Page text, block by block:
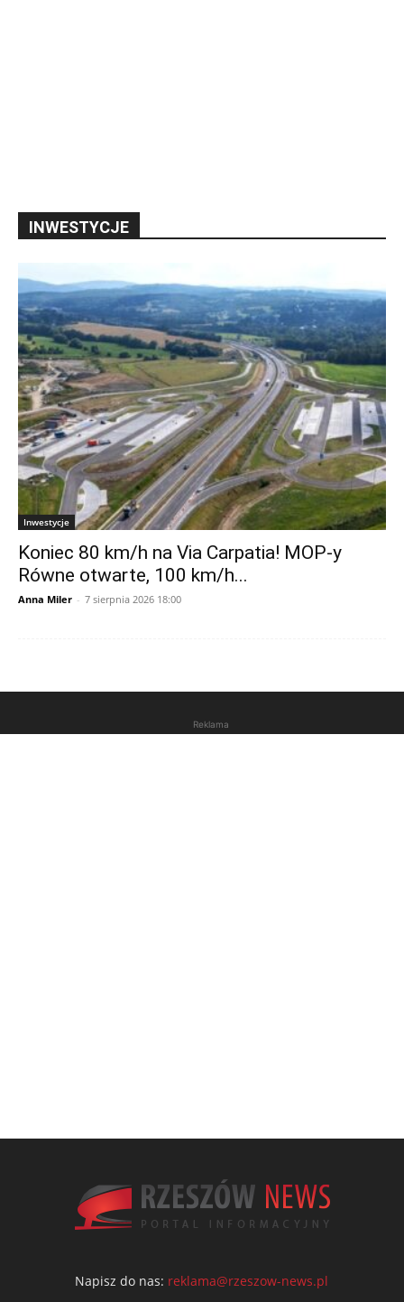
INWESTYCJE
Inwestycje
Koniec 80 km/h na Via Carpatia! MOP-y
Równe otwarte, 100 km/h...
Anna Miler - 7 sierpnia 2026 18:00
Reklama
Napisz do nas: reklama@rzeszow-news.pl